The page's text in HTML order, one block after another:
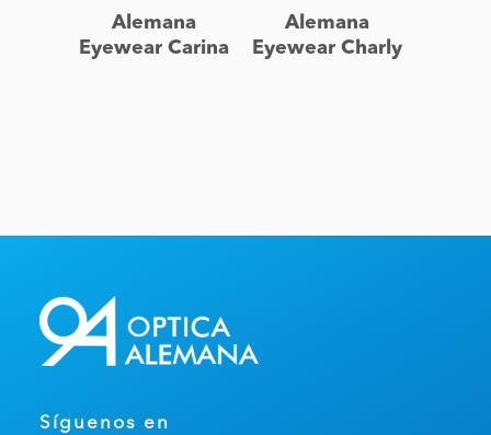
Leer más
Alemana
Eyewear Carina
Leer más
Alemana
Eyewear Charly
Síguenos en